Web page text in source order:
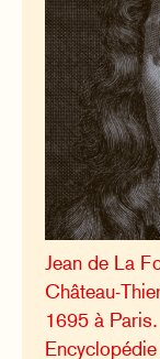
Jean de La
Château-
1695 à Paris.
Encyclopédie